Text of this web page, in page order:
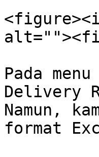
Pada
Delivery
Namun,
format